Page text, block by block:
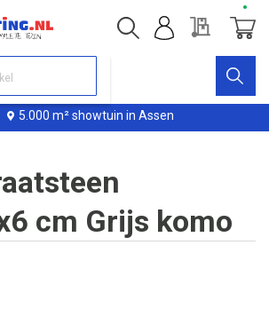
5.000 m² showtuin in Assen
Offerte
cm Grijs komo